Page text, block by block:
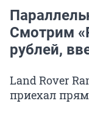
Смотрим
рублей,
Land Rover
приехал